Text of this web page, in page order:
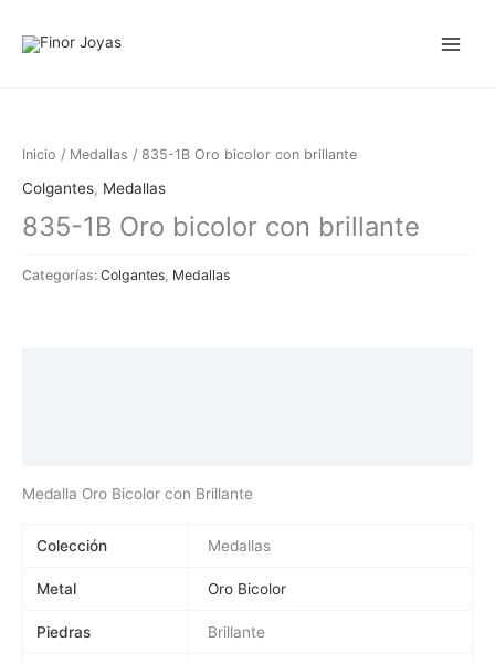
Inicio / Medallas / 835-1B Oro bicolor con brillante
Colgantes, Medallas
835-1B Oro bicolor con brillante
Categorías: Colgantes Medallas
Medalla Oro Bicolor con Brillante
Colección Medallas
Metal Oro Bicolor
Piedras Brillante